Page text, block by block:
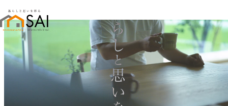
暮らし
と
思い